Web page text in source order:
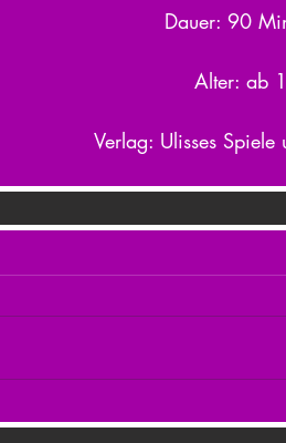
Dauer: 90
Alter: ab
Verlag: Ulisses Spiele